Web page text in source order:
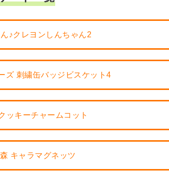
♪クレヨンしんちゃん2
ズ 刺繍缶バッジビスケット4
ッキーチャームコット
キャラマグネッツ